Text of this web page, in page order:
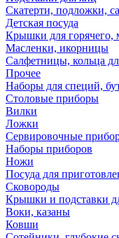
Скатерти, подложки,
Детская посуда
Крышки для горячего,
Масленки, икорницы
Салфетницы, кольца
Прочее
Наборы для специй,
Столовые приборы
Вилки
Ложки
Сервировочные
Наборы приборов
Ножи
Посуда для
Сковороды
Крышки и подставки
Воки, казаны
Ковши